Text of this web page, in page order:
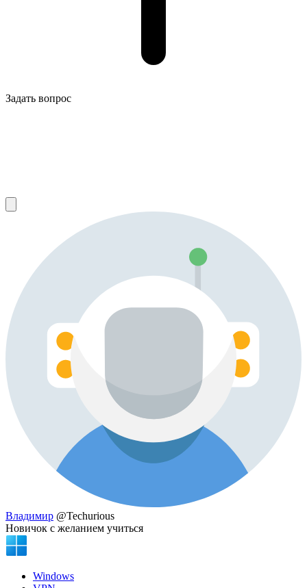
Задать вопрос
Владимир @Techurious
Новичок с желанием учиться
Windows